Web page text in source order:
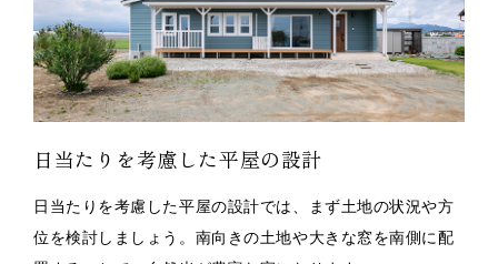
日当たりを考慮した平屋の設計
日当たりを考慮した平屋の設計では、まず土地の状況や方
位を検討しましょう。南向きの土地や大きな窓を南側に配